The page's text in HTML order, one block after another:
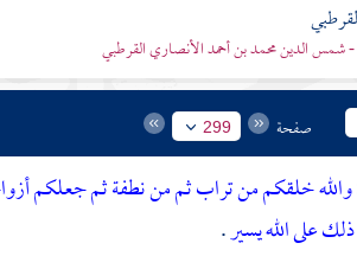
شمس الدين محمد بن أحمد الأنصاري القرطبي
صفحة 299
والله خلقكم من تراب ثم من نطفة ثم جعلكم
على الله يسير.